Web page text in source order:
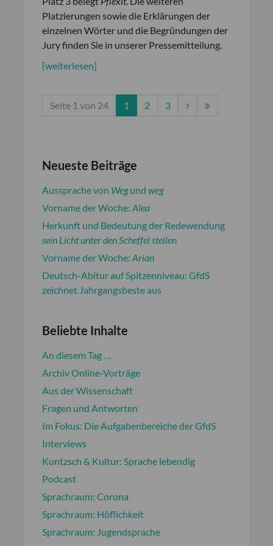
Platzierungen sowie die Erklärungen der
einzelnen Wörter und die Begründungen der
Jury finden Sie in unserer Pressemitteilung.
[weiterlesen]
Seite 1 von 24 1 2 3
Neueste Beiträge
Aussprache von Wegund weg
Vorname der Woche: Alea
Herkunft und Bedeutung der Redewendung
sein Licht unter den Scheffel stellen
Vorname der Woche: Arian
Deutsch-Abitur auf Spitzenniveau: GfdS
zeichnet Jahrgangsbeste aus
Beliebte Inhalte
An diesem Tag …
Archiv Online-Vorträge
Aus der Wissenschaft
Fragen und Antworten
Im Fokus: Die Aufgabenbereiche der GfdS
Interviews
Kuntzsch & Kultur: Sprache lebendig
Podcast
Sprachraum: Corona
Sprachraum: Höflichkeit
Sprachraum: Jugendsprache